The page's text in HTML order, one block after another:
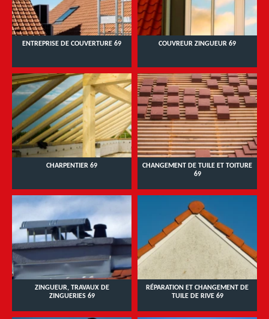
ENTREPRISE DE COUVERTURE 69 COUVREUR ZINGUEUR 69
CHARPENTIER 69
CHANGEMENT DE TUILE ET TOITURE
69
ZINGUEUR, TRAVAUX DE
ZINGUERIES 69
RÉPARATION ET CHANGEMENT DE
TUILE DE RIVE 69